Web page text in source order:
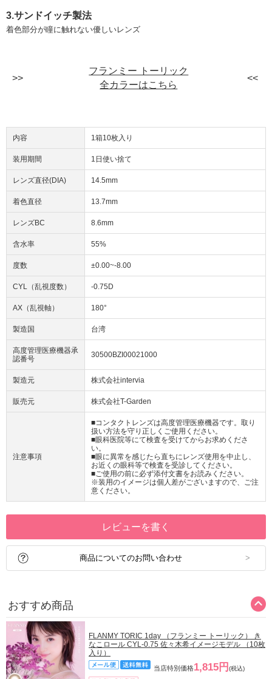
3.サンドイッチ製法
着色部分が瞳に触れない優しいレンズ
フランミー トーリック
全カラーはこちら
内容 1箱10枚入り
装用期間 1日使い捨て
レンズ直径(DIA) 14.5mm
着色直径 13.7mm
レンズBC 8.6mm
含水率 55%
度数 ±0.00~-8.00
CYL（乱視度数） -0.75D
AX（乱視軸） 180°
製造国 台湾
高度管理医療機器承
認番号
30500BZI00021000
製造元 株式会社intervia
販売元 株式会社T-Garden
注意事項
■コンタクトレンズは高度管理医療機器です。取り
扱い方法を守り正しくご使用ください。
■眼科医院等にて検査を受けてからお求めくださ
い。
■眼に異常を感じたら直ちにレンズ使用を中止し、
お近くの眼科等で検査を受診してください。
■ご使用の前に必ず添付文書をお読みください。
※装用のイメージは個人差がございますので、ご注
意ください。
レビューを書く
商品についてのお問い合わせ
おすすめ商品
FLANMY TORIC 1day （フランミー トーリック） き
なこロール CYL-0.75 佐々木希イメージモデル （10枚
入り）
当店特別価格1,815円 (税込)